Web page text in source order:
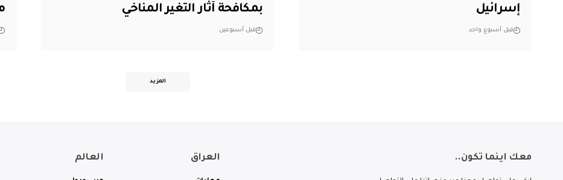
إسرائيل
قبل أسبوع واحد
بمكافحة آثار التغير المناخي
قبل أسبوعين
المزيد
معك اينما تكون.. العراق العالم